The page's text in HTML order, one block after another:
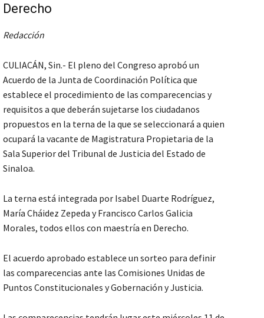
Derecho
Redacción
CULIACÁN, Sin.- El pleno del Congreso aprobó un
Acuerdo de la Junta de Coordinación Política que
establece el procedimiento de las comparecencias y
requisitos a que deberán sujetarse los ciudadanos
propuestos en la terna de la que se seleccionará a quien
ocupará la vacante de Magistratura Propietaria de la
Sala Superior del Tribunal de Justicia del Estado de
Sinaloa.
La terna está integrada por Isabel Duarte Rodríguez,
María Cháidez Zepeda y Francisco Carlos Galicia
Morales, todos ellos con maestría en Derecho.
El acuerdo aprobado establece un sorteo para definir
las comparecencias ante las Comisiones Unidas de
Puntos Constitucionales y Gobernación y Justicia.